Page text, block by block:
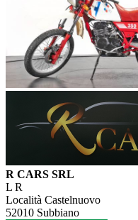
R CARS SRL
L R
Località Castelnuovo
52010 Subbiano